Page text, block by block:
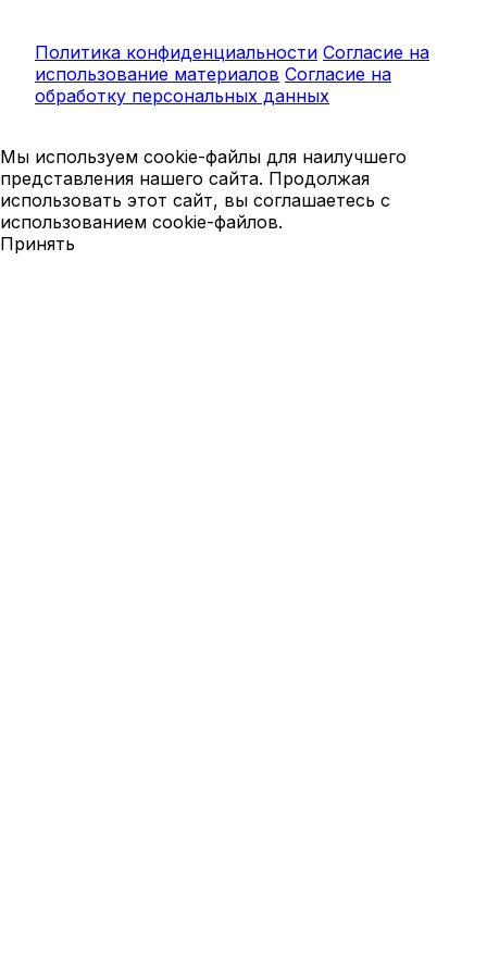
Политика конфиденциальности Согласие на
использование материалов Согласие на
обработку персональных данных
Мы используем cookie-файлы для наилучшего
представления нашего сайта. Продолжая
использовать этот сайт, вы соглашаетесь с
использованием cookie-файлов.
Принять